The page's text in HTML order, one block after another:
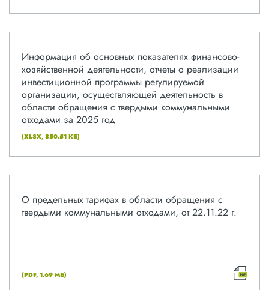
Информация об основных показателях финансово-
хозяйственной деятельности, отчеты о реализации
инвестиционной программы регулируемой
организации, осуществляющей деятельность в
области обращения с твердыми коммунальными
отходами за 2025 год
(XLSX, 850.51 КБ)
О предельных тарифах в области обращения с
твердыми коммунальными отходами, от 22.11.22 г.
(PDF, 1.69 МБ)